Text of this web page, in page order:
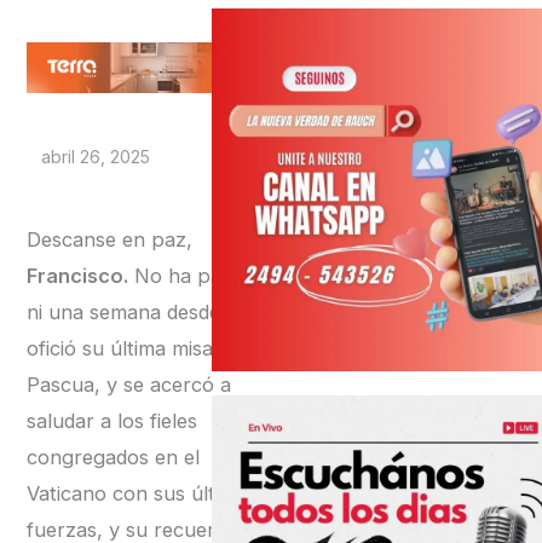
abril 26, 2025
Descanse en paz,
Francisco. No ha pasado
ni una semana desde que
ofició su última misa, la de
Pascua, y se acercó a
saludar a los fieles
congregados en el
Vaticano con sus últimas
fuerzas, y su recuerdo